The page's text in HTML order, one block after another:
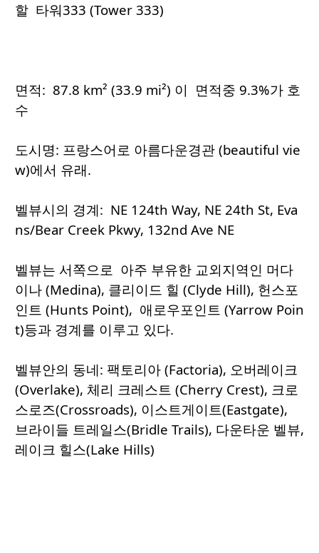
할 타워333 (Tower 333)
면적: 87.8 km² (33.9 mi²) 이 면적중 9.3%가 호
수
도시명: 프랑스어로 아름다운경관 (beautiful vie
w)에서 유래.
벨뷰시의 경계: NE 124th Way, NE 24th St, Eva
ns/Bear Creek Pkwy, 132nd Ave NE
벨뷰는 서쪽으로 아주 부유한 교외지역인 머다
이나 (Medina), 클리이드 힐 (Clyde Hill), 헌스포
인트 (Hunts Point), 애로우포인트 (Yarrow Poin
t)등과 경계를 이루고 있다.
벨뷰안의 동네: 팩토리아 (Factoria), 오버레이크
(Overlake), 체리 크레스트 (Cherry Crest), 크로
스로즈(Crossroads), 이스트게이트(Eastgate),
브라이들 트레일스(Bridle Trails), 다운타운 벨뷰,
레이크 힐스(Lake Hills)